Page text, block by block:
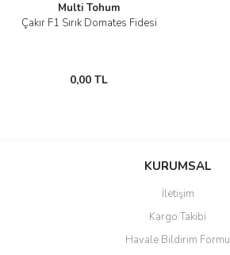
Multi Tohum
Çakır F1 Sırık Domates Fidesi
0,00 TL
KURUMSAL
İletişim
Kargo Takibi
Havale Bildirim Formu